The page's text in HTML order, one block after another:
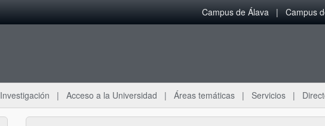
Campus de Álava Campus
Investigación Acceso a la Universidad Áreas temáticas Servicios